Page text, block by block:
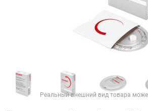
Реальный внешний вид товара